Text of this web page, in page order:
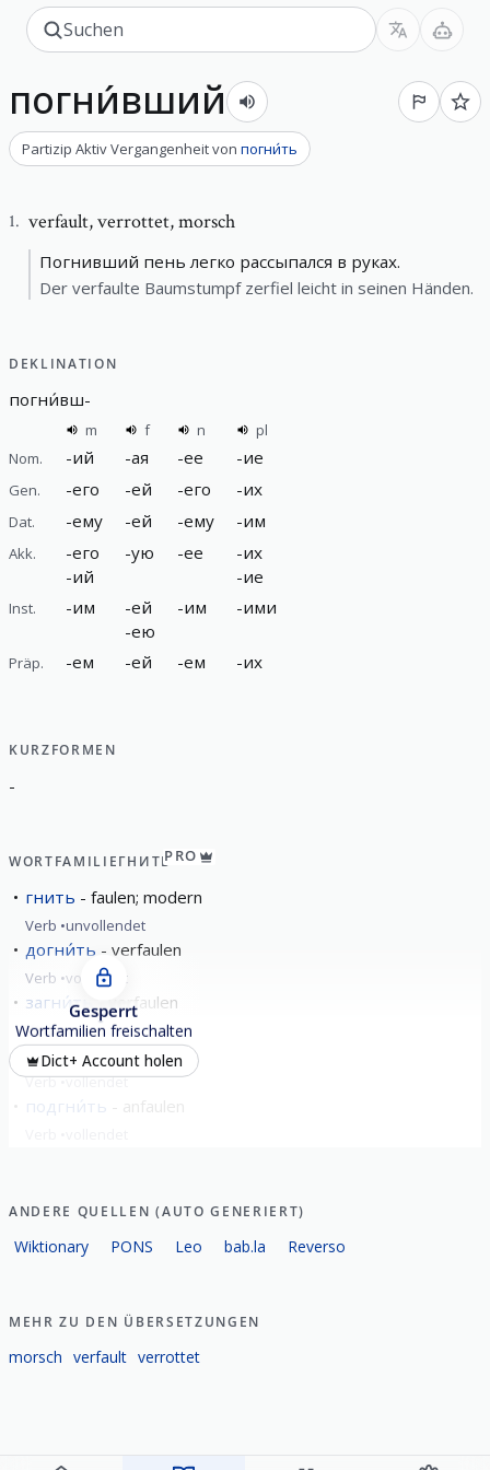
погни́вший
Partizip Aktiv Vergangenheitvon погни́ть
1. verfault,verrottet, morsch
Погнивший пень легко рассыпался в руках.
Der verfaulte Baumstumpf zerfiel leicht in seinen Händen.
DEKLINATION
погни́вш-
m f n
pl
Nom.
-ий -ая -ее -ие
Gen. -его -ей -его -их
Dat. -ему -ей -ему -им
Akk. -его
-ий
-ую -ее -их
-ие
Inst. -им -ей
-ею
-им -ими
Präp. -ем -ей -ем -их
KURZFORMEN
-
WORTFAMILIEГНИТЬPRO
гнить faulen; modern
Verb unvollendet
догни́ть verfaulen
Verb vollendet
загни́ть verfaulen
Verb vollendet
погни́ть verfaulen
Verb vollendet
подгни́ть
Gesperrt
Wortfamilien freischalten
Dict+ Account holen
ANDERE QUELLEN (AUTO GENERIERT)
Wiktionary PONS Leo bab.la Reverso
MEHR ZU DEN ÜBERSETZUNGEN
morsch verfault verrottet